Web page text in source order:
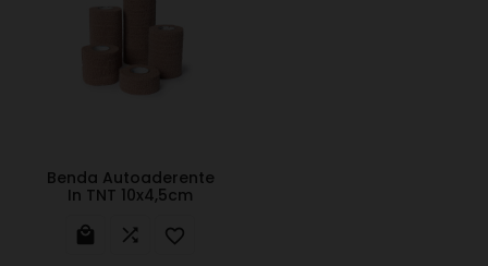
Benda Autoaderente
In TNT 10x4,5cm
  